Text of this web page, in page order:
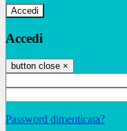
Accedi
Accedi
button close ×
Password dimenticata?